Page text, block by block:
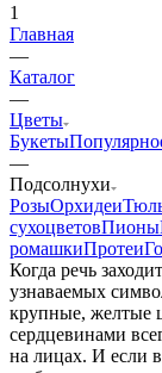
1
Главная
—
Каталог
—
Цветы
Букеты
—
Подсолнухи
РозыОрхидеи
сухоцветовПионы
ромашкиПротеи
Когда речь
узнаваемых
крупные, желтые
сердцевинами
на лицах. И если